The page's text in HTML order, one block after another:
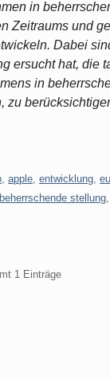
in
Zeitraums und
Dabei
ersucht hat, die
in
zu
apple entwicklung
stellung
1 Einträge